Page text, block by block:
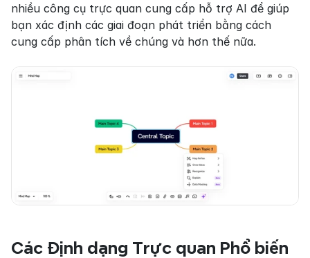
nhiều công cụ trực quan cung cấp hỗ trợ AI để giúp
bạn xác định các giai đoạn phát triển bằng cách
cung cấp phân tích về chúng và hơn thế nữa.
Các Định dạng Trực quan Phổ biến